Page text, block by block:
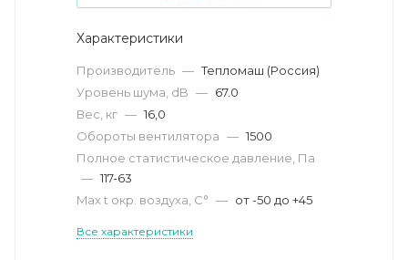
Характеристики
Производитель — Тепломаш (Россия)
Уровень шума, dB — 67.0
Вес, кг — 16,0
Обороты вентилятора — 1500
Полное статистическое давление, Па
— 117-63
Max t окр. воздуха, С° — от -50 до +45
Все характеристики